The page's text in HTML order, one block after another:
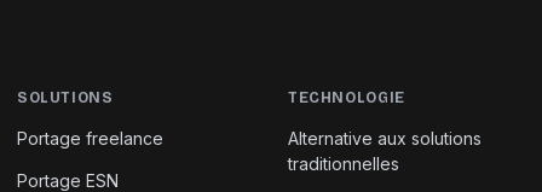
SOLUTIONS
Portage freelance
Portage ESN
TECHNOLOGIE
Alternative aux solutions
traditionnelles